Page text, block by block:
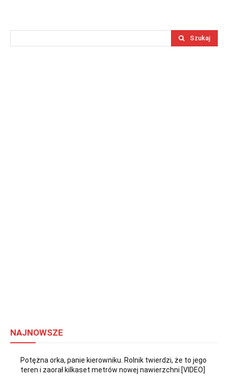
Szukaj
NAJNOWSZE
Potężna orka, panie kierowniku. Rolnik twierdzi, że to jego
teren i zaorał kilkaset metrów nowej nawierzchni [VIDEO]